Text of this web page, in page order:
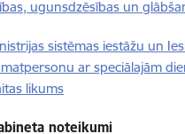
ugunsdzēsības un
sistēmas iestāžu un
ar speciālajām
likums
noteikumi